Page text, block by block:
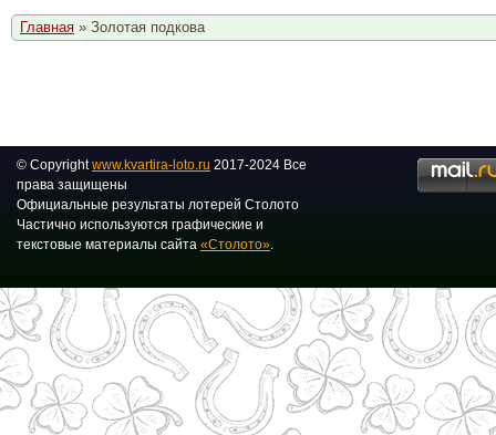
Главная » Золотая подкова
© Copyrightwww.kvartira-loto.ru 2017-2024 Все
права защищены
Официальные результаты лотерей Столото
Частично используются графические и
текстовые материалы сайта «Столото».